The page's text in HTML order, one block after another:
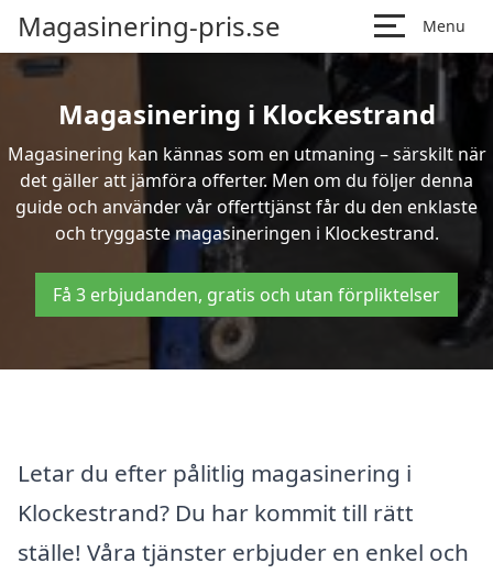
Magasinering-pris.se Menu
Magasinering i Klockestrand
Magasinering kan kännas som en utmaning – särskilt när
det gäller att jämföra offerter. Men om du följer denna
guide och använder vår offerttjänst får du den enklaste
och tryggaste magasineringen i Klockestrand.
Få 3 erbjudanden, gratis och utan förpliktelser
Letar du efter pålitlig magasinering i
Klockestrand? Du har kommit till rätt
ställe! Våra tjänster erbjuder en enkel och